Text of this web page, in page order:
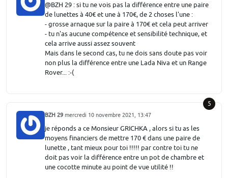
@BZH 29 : si tu ne vois pas la différence entre une paire
de lunettes à 40€ et une à 170€, de 2 choses l'une :
- grosse arnaque sur la paire à 170€ et cela peut arriver
- tu n'as aucune compétence et sensibilité technique, et
cela arrive aussi assez souvent
Mais dans le second cas, tu ne dois sans doute pas voir
non plus la différence entre une Lada Niva et un Range
Rover... :-(
5
BZH 29 mercredi 10 novembre 2021, 13:47
je réponds a ce Monsieur GRICHKA , alors si tu as les
moyens financiers de mettre 170 € dans une paire de
lunette , tant mieux pour toi !!!!! par contre toi tu ne
doit pas voir la différence entre un pot de chambre et
une cocotte minute au point de vue utilité !!